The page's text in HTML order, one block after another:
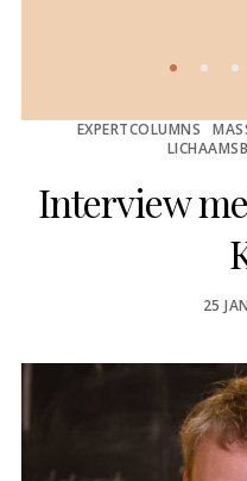
EXPERTCOLUMNS
Interview
25